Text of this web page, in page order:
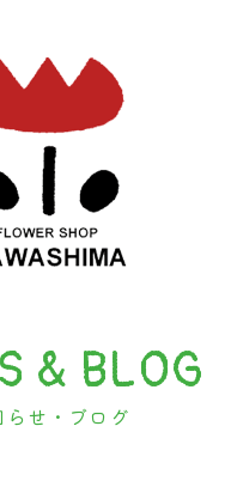
& BLOG
らせ・ブログ